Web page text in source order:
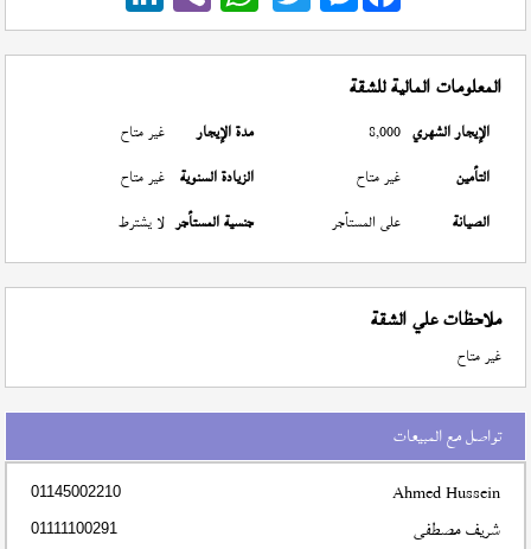
المعلومات المالية للشقة
الإيجار الشهري 8,000 مدة الإيجار
غير متاح
التأمين
غير متاح الزيادة السنوية غير متاح
الصيانة
على المستأجر جنسية المستأجر لا يشترط
ملاحظات علي الشقة
غير متاح
تواصل مع المبيعات
Ahmed Hussein
01145002210
شريف مصطفى 01111100291